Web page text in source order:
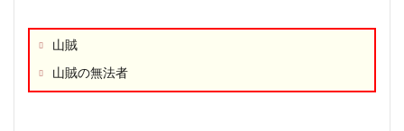
山賊
山賊の無法者